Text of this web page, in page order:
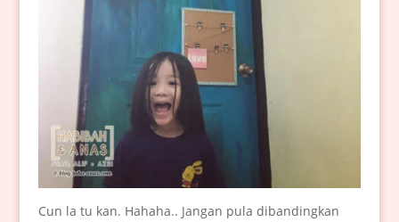
Cun la tu kan. Hahaha.. Jangan pula dibandingkan